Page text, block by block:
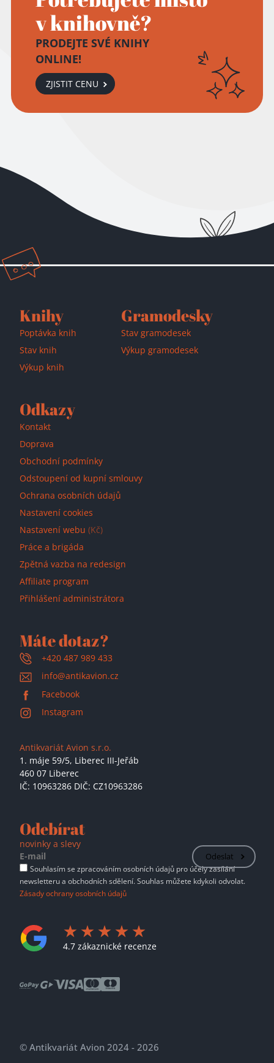
v knihovně?
PRODEJTE SVÉ KNIHY
ONLINE!
ZJISTIT CENU
Přidáno do košíku!
Knihy
Poptávka knih
Stav knih
Výkup knih
Gramodesky
Stav gramodesek
Výkup gramodesek
Odkazy
Kontakt
Doprava
Obchodní podmínky
Odstoupení od kupní smlouvy
Ochrana osobních údajů
Nastavení cookies
Nastavení webu (Kč)
Práce a brigáda
Zpětná vazba na redesign
Affiliate program
Přihlášení administrátora
Máte dotaz?
+420 487 989 433
info@antikavion.cz
Facebook
Instagram
Antikvariát Avion s.r.o.
1. máje 59/5, Liberec III-Jeřáb
460 07 Liberec
IČ: 10963286 DIČ: CZ10963286
Odebírat
novinky a slevy
Odeslat
Souhlasím se zpracováním osobních údajů pro účely zasílání
newsletteru a obchodních sdělení. Souhlas můžete kdykoli odvolat.
Zásady ochrany osobních údajů
4.7 zákaznické recenze
© Antikvariát Avion 2024 - 2026